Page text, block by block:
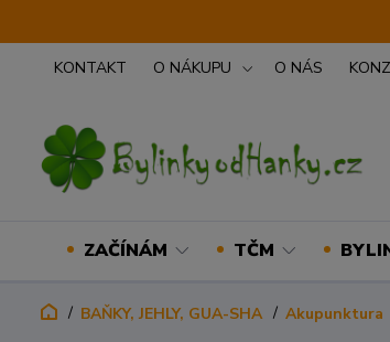
KONTAKT O NÁKUPU O NÁS
ZAČÍNÁM TČM
BAŇKY, JEHLY, GUA-SHA Akupunktura